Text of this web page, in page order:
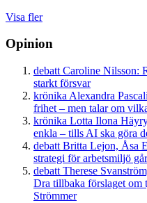
Visa fler
Opinion
debatt Caroline Nilsson:
starkt försvar
krönika Alexandra
frihet – men talar om
krönika Lotta Ilona
enkla – tills AI ska göra
debatt Britta Lejon, Åsa
strategi för arbetsmiljö
debatt Therese
Dra tillbaka förslaget om
Strömmer